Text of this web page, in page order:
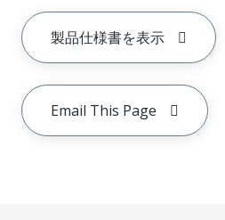
製品仕様書を表示
Email This Page